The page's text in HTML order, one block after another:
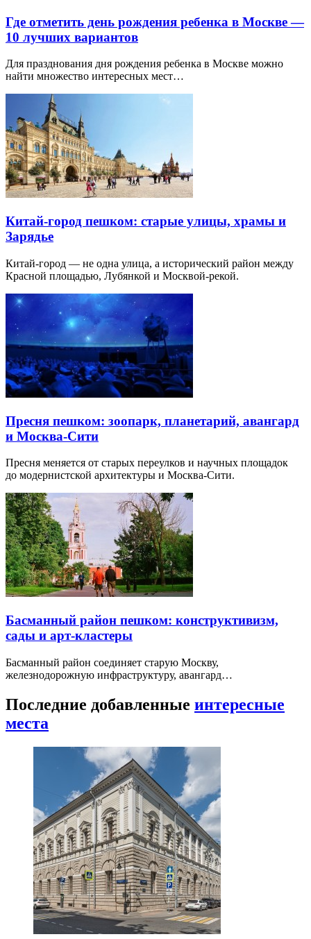
Где отметить день рождения ребенка в Москве —
10 лучших вариантов
Для празднования дня рождения ребенка в Москве можно
найти множество интересных мест…
Китай-город пешком: старые улицы, храмы и
Зарядье
Китай-город — не одна улица, а исторический район между
Красной площадью, Лубянкой и Москвой-рекой.
Пресня пешком: зоопарк, планетарий, авангард
и Москва-Сити
Пресня меняется от старых переулков и научных площадок
до модернистской архитектуры и Москва-Сити.
Басманный район пешком: конструктивизм,
сады и арт-кластеры
Басманный район соединяет старую Москву,
железнодорожную инфраструктуру, авангард…
Последние добавленные интересные
места